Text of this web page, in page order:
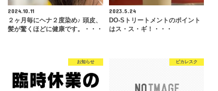
2024.10.11
２ヶ月毎にヘナ２度染め♪ 頭皮、
髪が驚くほどに健康です。・・・
2023.5.24
DO-Sトリートメントのポイント
はス・ス・ギ！・・・
お知らせ ピカレスク